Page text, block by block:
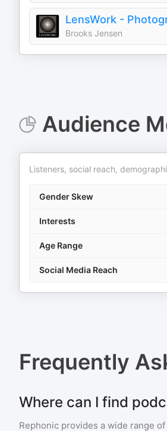
Brooks Jensen
Audience
Listeners, social reach,
Gender Skew
Interests
Age Range
Social Media Reach
Frequently
Where can I find
Rephonic provides a wide range